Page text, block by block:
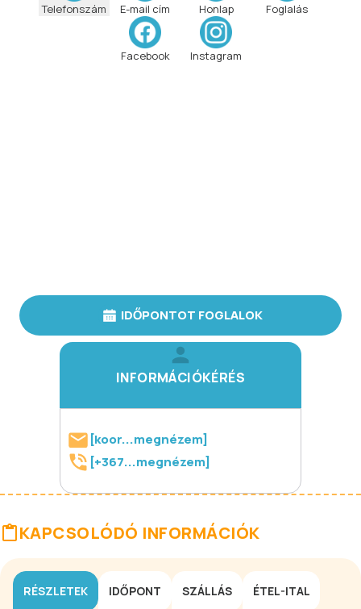
Telefonszám E-mail cím Honlap Foglalás
Facebook Instagram
IDŐPONTOT FOGLALOK
INFORMÁCIÓKÉRÉS
[koor...megnézem]
[+367...megnézem]
KAPCSOLÓDÓ INFORMÁCIÓK
RÉSZLETEK IDŐPONT SZÁLLÁS ÉTEL-ITAL